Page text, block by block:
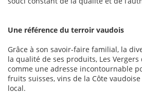
Une référence du terroir vaudois
Grâce à son savoir-faire familial, la
la qualité de ses produits, Les Vergers
comme une adresse incontournable
fruits suisses, vins de la Côte
local.